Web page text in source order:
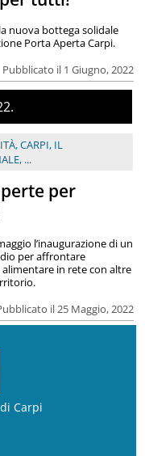
Pubblicato il 1 Giugno, 2022
nuova bottega solidale
Porta Aperta Carpi.
,CARPI, IL
, ...
per
il 25 Maggio, 2022
l’inaugurazione di un
per affrontare
alimentare in rete con altre
Carpi